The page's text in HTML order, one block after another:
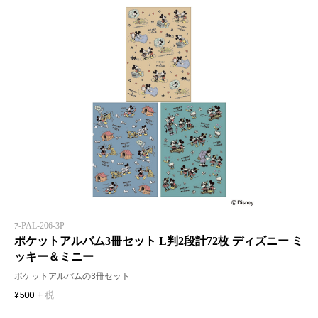
ｱ-PAL-206-3P
ポケットアルバム3冊セット L判2段計72枚 ディズニー ミ
ッキー＆ミニー
ポケットアルバムの3冊セット
¥500 + 税